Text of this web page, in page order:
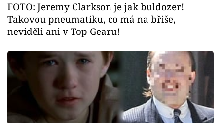
FOTO: Jeremy Clarkson je jak buldozer!
Takovou pneumatiku, co má na břiše,
neviděli ani v Top Gearu!